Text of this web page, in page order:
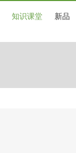
知识课堂 新品